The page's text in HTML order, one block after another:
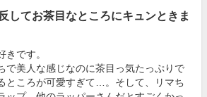
してお茶目なところにキュンときま
です。
で美人な感じなのに茶目っ気たっぷりで
ところが可愛すぎて…。そして、リマち